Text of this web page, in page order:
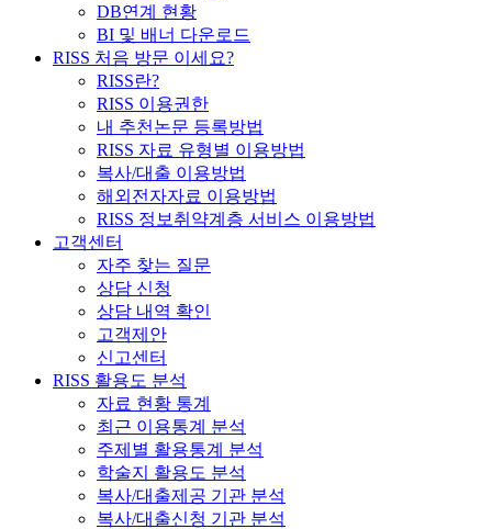
DB연계 현황
BI 및 배너 다운로드
RISS 처음 방문 이세요?
RISS란?
RISS 이용권한
내 추천논문 등록방법
RISS 자료 유형별 이용방법
복사/대출 이용방법
해외전자자료 이용방법
RISS 정보취약계층 서비스 이용방법
고객센터
자주 찾는 질문
상담 신청
상담 내역 확인
고객제안
신고센터
RISS 활용도 분석
자료 현황 통계
최근 이용통계 분석
주제별 활용통계 분석
학술지 활용도 분석
복사/대출제공 기관 분석
복사/대출신청 기관 분석